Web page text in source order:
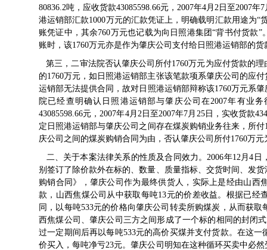
80836.2吨，应收货款43085598.66元，2007年4月2日至2007
港运销部汇款1000万元的汇款凭证上，明确载明汇款用途为
账凭证中，其余760万元也记载为向日照港集团“背书付货款
账时，该1760万元亦是作为肇庆公司支付给日照港运销部的货
第三，二审法院否认肇庆公司所付1760万元为应付货款的
的1760万元，如日照港运销部主张该笔款项系肇庆公司的应
运销部无法提供合同，故对日照港运销部辩称该1760万元系
院已经查明确认日照港运销部与肇庆公司在2007年有业
43085598.66元，2007年4月2日至2007年7月25日，实收货款
定日照港运销部与肇庆公司之间存在煤炭购销业务往来，所
庆公司之间的煤炭购销合同为由，否认肇庆公司所付1760万
二、关于本案法律关系的性质及合同效力。2006年12月4
别签订了除价款外在标的、数量、质量指标、交货时间、发
购销合同》，肇庆公司作为最终供货人，实际上是经由山
款，山西焦煤公司从中获取每吨13元的价差收益。根据已
同，以每吨533元的价格向肇庆公司转卖所购煤炭，从而获
西焦煤公司、肇庆公司三方之间形成了一个标的相同的封闭
过一定期间后再以每吨533元的高价买煤并支付货款。在这
价买入，每吨净亏23元。肇庆公司明知在这种循环买卖中必